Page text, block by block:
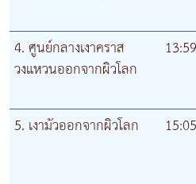
4. ศูนย์กลางเงาคราส
วงแหวนออกจากผิวโลก
5. เงามัวออกจากผิวโลก